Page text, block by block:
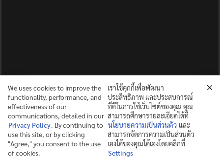
ปญฺญาย ปริสุชฺฌติ (คนย่อมบริสุทธิ์ด้วยปัญญา)
©2025 MAHIDOL WITTAYANUSORN SCHOOL. ALL RIGHTS
We uses cookies to improve the
functionality, performance, and
effectiveness of our
communications, detailed in our
Privacy Policy. By continuing to
use this site, or by clicking
"Agree," you consent to the use
of cookies.
เราใช้คุกกี้เพื่อพัฒนา
ประสิทธิภาพ และประสบการณ์
ที่ดีในการใช้เว็บไซต์ของคุณ คุณ
สามารถศึกษารายละเอียดได้ที่
นโยบายความเป็นส่วนตัว และ
สามารถจัดการความเป็นส่วนตัว
เองได้ของคุณได้เองโดยคลิกที่
Settings